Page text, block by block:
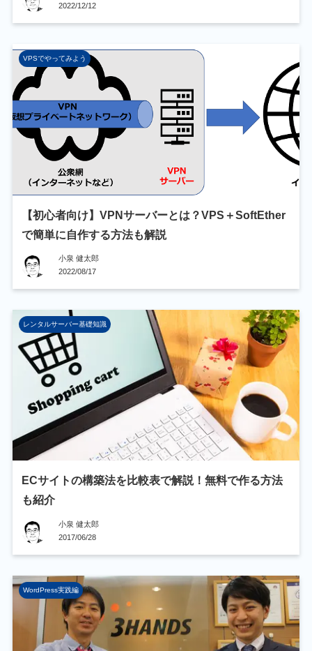
2022/12/12
VPSでやってみよう
【初心者向け】VPNサーバーとは？VPS＋SoftEther
で簡単に自作する方法も解説
小泉 健太郎
2022/08/17
レンタルサーバー基礎知識
ECサイトの構築法を比較表で解説！無料で作る方法
も紹介
小泉 健太郎
2017/06/28
WordPress実践編